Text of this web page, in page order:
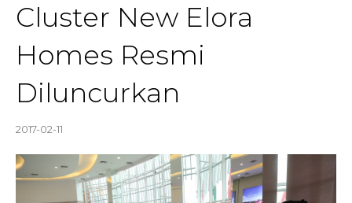
Cluster New Elora
Homes Resmi
Diluncurkan
2017-02-11